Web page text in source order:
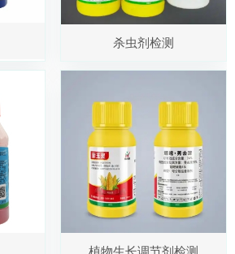
杀虫剂检测